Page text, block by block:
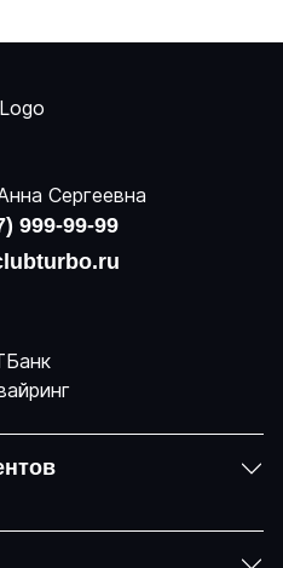
Сергеевна
999-99-99